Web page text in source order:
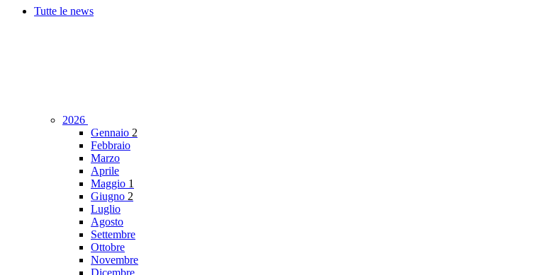
Tutte le news
2026
Gennaio 2
Febbraio
Marzo
Aprile
Maggio 1
Giugno 2
Luglio
Agosto
Settembre
Ottobre
Novembre